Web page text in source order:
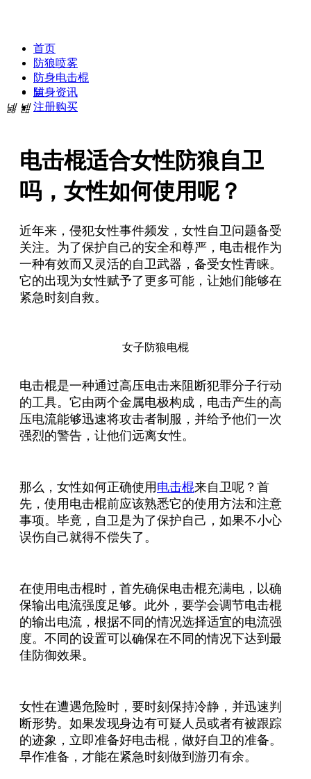
首页
防狼喷雾
防身电击棍
防身资讯
注册购买
넡
넳 넲
电击棍适合女性防狼自卫
吗，女性如何使用呢？
近年来，侵犯女性事件频发，女性自卫问题备受
关注。为了保护自己的安全和尊严，电击棍作为
一种有效而又灵活的自卫武器，备受女性青睐。
它的出现为女性赋予了更多可能，让她们能够在
紧急时刻自救。
女子防狼电棍
电击棍是一种通过高压电击来阻断犯罪分子行动
的工具。它由两个金属电极构成，电击产生的高
压电流能够迅速将攻击者制服，并给予他们一次
强烈的警告，让他们远离女性。
那么，女性如何正确使用 电击棍来自卫呢？首
先，使用电击棍前应该熟悉它的使用方法和注意
事项。毕竟，自卫是为了保护自己，如果不小心
误伤自己就得不偿失了。
在使用电击棍时，首先确保电击棍充满电，以确
保输出电流强度足够。此外，要学会调节电击棍
的输出电流，根据不同的情况选择适宜的电流强
度。不同的设置可以确保在不同的情况下达到最
佳防御效果。
女性在遭遇危险时，要时刻保持冷静，并迅速判
断形势。如果发现身边有可疑人员或者有被跟踪
的迹象，立即准备好电击棍，做好自卫的准备。
早作准备，才能在紧急时刻做到游刃有余。